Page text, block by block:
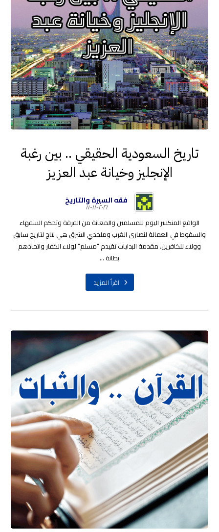
تاريخ السعودية الحقيقي .. بين رغبة
الإنجليز وخيانة عبد العزيز
فقه السيرة والتاريخ
٢٠٢١-١١-١١
الواقع المنكسر اليوم للمسلمين والمعانة من الفرقة وتحكم السفهاء
والسقوط في العمالة لنصارى الغرب وملحدي الشرق هي نتاج لتاريخ سابق
وولاء للكافرين. مقدمة البدايات تقيدم “مسلم” لولاء الكفار واتخاذهم
بطانة ...
اقرأ المزيد